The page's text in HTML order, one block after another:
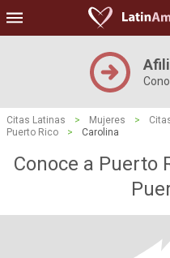
Citas Latinas > Mujeres >
Puerto Rico
> Carolina
Conoce a Puerto